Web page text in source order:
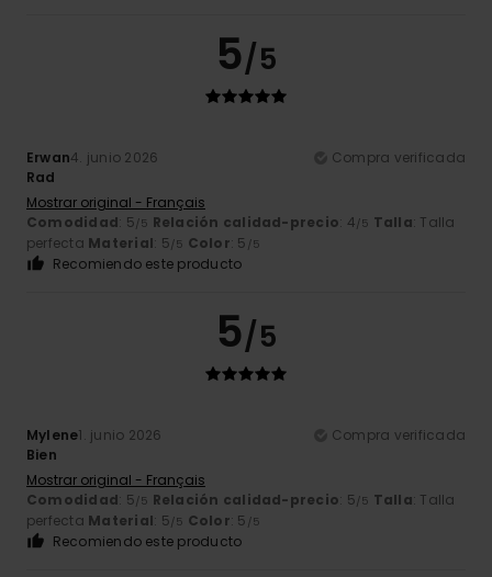
5/5
Erwan4. junio 2026
Compra verificada
Rad
Mostrar original - Français
Comodidad: 5/5 Relación calidad-precio: 4/5 Talla: Talla
perfecta Material: 5/5 Color: 5 /5
Recomiendo este producto
5/5
Mylene1. junio 2026
Compra verificada
Bien
Mostrar original - Français
Comodidad: 5/5 Relación calidad-precio: 5/5 Talla: Talla
perfecta Material: 5/5 Color: 5 /5
Recomiendo este producto